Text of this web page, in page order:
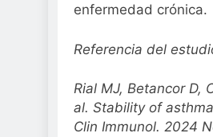
enfermedad crónica.
Referencia del
Rial MJ, Betancor D,
al. Stability of
Clin Immunol. 2024